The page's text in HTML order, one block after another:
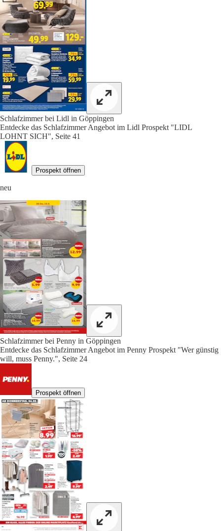
Schlafzimmer bei Lidl in Göppingen
Entdecke das Schlafzimmer Angebot im Lidl Prospekt "LIDL
LOHNT SICH", Seite 41
Prospekt öffnen
neu
Schlafzimmer bei Penny in Göppingen
Entdecke das Schlafzimmer Angebot im Penny Prospekt "Wer günstig
will, muss Penny.", Seite 24
Prospekt öffnen